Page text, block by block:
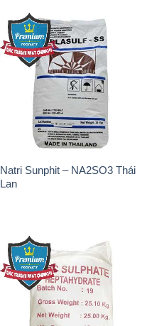
Natri Sunphit – NA2SO3 Thái
Lan